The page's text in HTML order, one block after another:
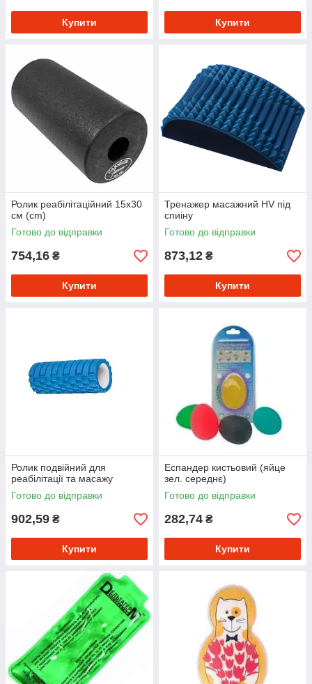
Купити Купити
Ролик реабілітаційний 15х30
см (cm)
Готово до відправки
754,16 ₴
Купити
Тренажер масажний HV під
спиіну
Готово до відправки
873,12 ₴
Купити
Ролик подвійний для
реабілітації та масажу
Готово до відправки
902,59 ₴
Купити
Еспандер кистьовий (яйце
зел. середнє)
Готово до відправки
282,74 ₴
Купити